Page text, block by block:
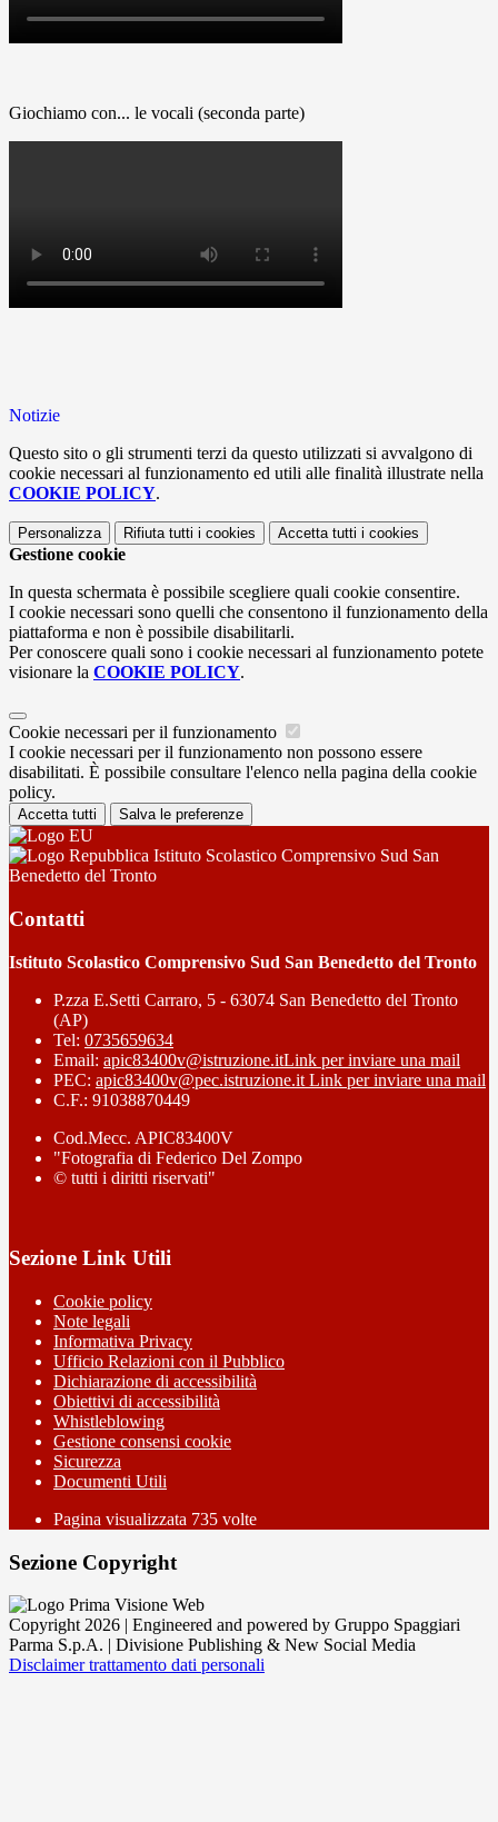
Giochiamo con... le vocali (seconda parte)
Notizie
Questo sito o gli strumenti terzi da questo utilizzati si avvalgono di
cookie necessari al funzionamento ed utili alle finalità illustrate nella
COOKIE POLICY.
Personalizza Rifiuta tutti i cookies Accetta tutti i cookies
Gestione cookie
In questa schermata è possibile scegliere quali cookie consentire.
I cookie necessari sono quelli che consentono il funzionamento della
piattaforma e non è possibile disabilitarli.
Per conoscere quali sono i cookie necessari al funzionamento potete
visionare la COOKIE POLICY.
Cookie necessari per il funzionamento
I cookie necessari per il funzionamento non possono essere
disabilitati. È possibile consultare l'elenco nella pagina della cookie
policy.
Accetta tutti Salva le preferenze
Istituto Scolastico Comprensivo Sud San
Benedetto del Tronto
Contatti
Istituto Scolastico Comprensivo Sud San Benedetto del Tronto
P.zza E.Setti Carraro, 5 - 63074 San Benedetto del Tronto
(AP)
Tel: 0735659634
Email: apic83400v@istruzione.itLink per inviare una mail
PEC: apic83400v@pec.istruzione.it Link per inviare una mail
C.F.: 91038870449
Cod.Mecc. APIC83400V
"Fotografia di Federico Del Zompo
© tutti i diritti riservati"
Sezione Link Utili
Cookie policy
Note legali
Informativa Privacy
Ufficio Relazioni con il Pubblico
Dichiarazione di accessibilità
Obiettivi di accessibilità
Whistleblowing
Gestione consensi cookie
Sicurezza
Documenti Utili
Pagina visualizzata 735 volte
Sezione Copyright
Copyright 2026 | Engineered and powered by Gruppo Spaggiari
Parma S.p.A. | Divisione Publishing & New Social Media
Disclaimer trattamento dati personali